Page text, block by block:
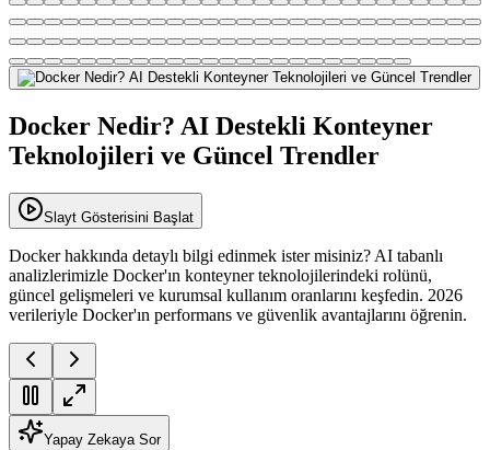
Docker Nedir? AI Destekli Konteyner
Teknolojileri ve Güncel Trendler
Slayt Gösterisini Başlat
Docker hakkında detaylı bilgi edinmek ister misiniz? AI tabanlı
analizlerimizle Docker'ın konteyner teknolojilerindeki rolünü,
güncel gelişmeleri ve kurumsal kullanım oranlarını keşfedin. 2026
verileriyle Docker'ın performans ve güvenlik avantajlarını öğrenin.
Yapay Zekaya Sor